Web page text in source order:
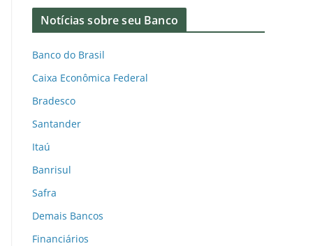
Notícias sobre seu Banco
Banco do Brasil
Caixa Econômica Federal
Bradesco
Santander
Itaú
Banrisul
Safra
Demais Bancos
Financiários